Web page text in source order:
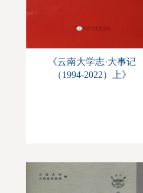
《云南大学志·大事记
（1994-2022）上》